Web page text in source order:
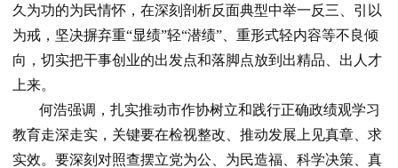
久为功的为民情怀，在深刻剖析反面典型中举一反三、引以
为戒，坚决摒弃重“显绩”轻“潜绩”、重形式轻内容等不良倾
向，切实把干事创业的出发点和落脚点放到出精品、出人才
上来。
何浩强调，扎实推动市作协树立和践行正确政绩观学习
教育走深走实，关键要在检视整改、推动发展上见真章、求
实效。要深刻对照查摆立党为公、为民造福、科学决策、真